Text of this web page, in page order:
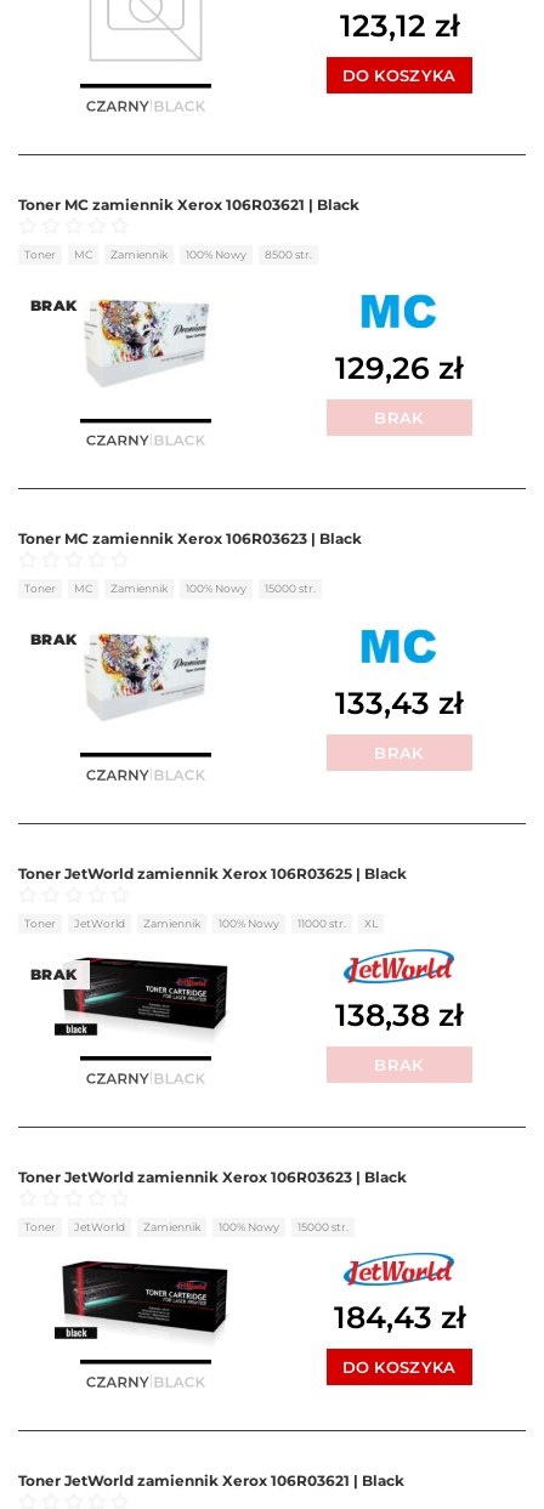
123,12 zł
DO KOSZYKA
BRAK
Toner MC zamiennik Xerox 106R03621 | Black
Oceniono0na 5
Toner MC Zamiennik 100% Nowy 8500 str.
129,26 zł
BRAK
BRAK
Toner MC zamiennik Xerox 106R03623 | Black
Oceniono0na 5
Toner MC Zamiennik 100% Nowy 15000 str.
133,43 zł
BRAK
BRAK
Toner JetWorld zamiennik Xerox 106R03625 | Black
Oceniono na 5
Toner JetWorld Zamiennik 100% Nowy 11000 str. XL
138,38 zł
BRAK
Toner JetWorld zamiennik Xerox 106R03623 | Black
Oceniono na 5
Toner JetWorld Zamiennik 100% Nowy 15000 str.
184,43 zł
DO KOSZYKA
Toner JetWorld zamiennik Xerox 106R03621 | Black